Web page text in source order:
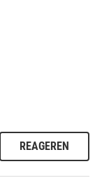
REAGEREN